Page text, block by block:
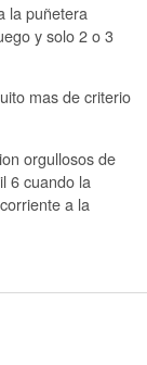
la puñetera
y solo 2 o 3
mas de criterio
orgullosos de
6 cuando la
a la